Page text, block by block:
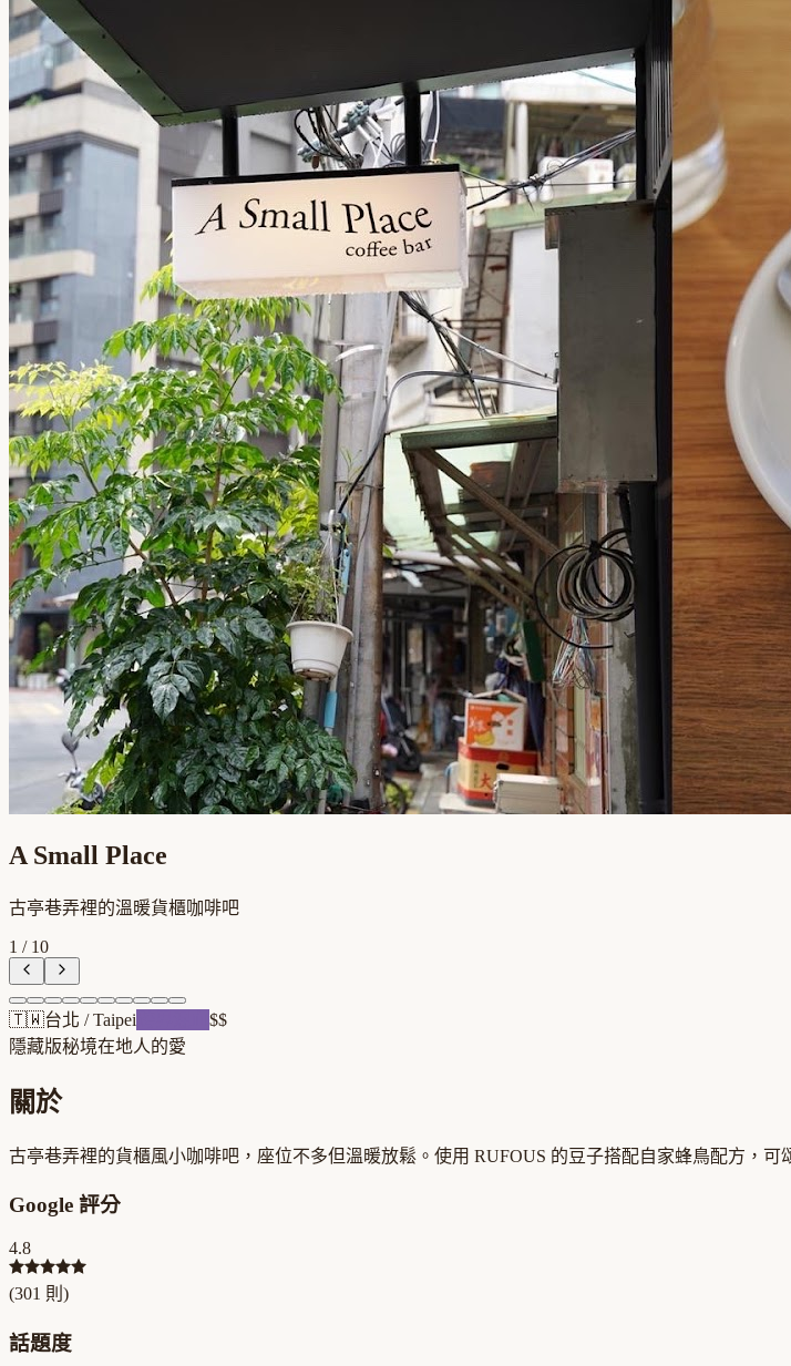
A Small Place
古亭巷弄裡的溫暖貨櫃咖啡吧
1 / 10
🇹🇼台北 /Taipei
$$
隱藏版秘境在地人的愛
關於
古亭巷弄裡的貨櫃風小咖啡吧，座位不多但溫暖放鬆。使用 RUFOUS 的豆子搭配自家蜂鳥配方，
Google 評分
4.8
(301 則)
話題度